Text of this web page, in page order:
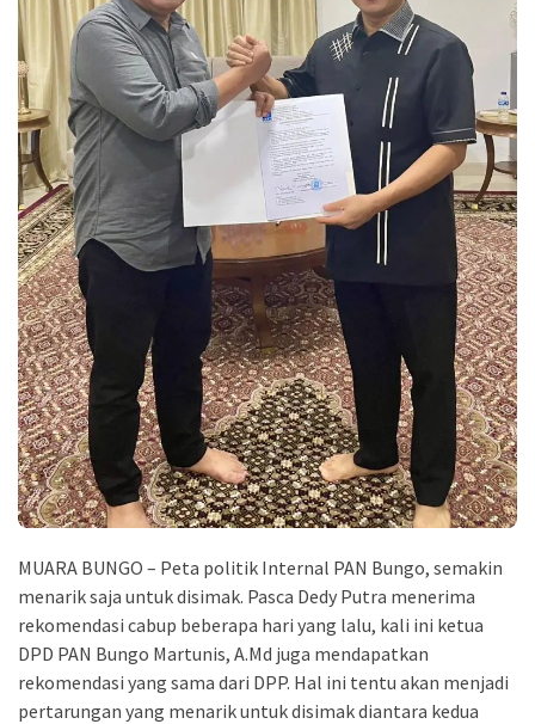
MUARA BUNGO – Peta politik Internal PAN Bungo, semakin
menarik saja untuk disimak. Pasca Dedy Putra menerima
rekomendasi cabup beberapa hari yang lalu, kali ini ketua
DPD PAN Bungo Martunis, A.Md juga mendapatkan
rekomendasi yang sama dari DPP. Hal ini tentu akan menjadi
pertarungan yang menarik untuk disimak diantara kedua